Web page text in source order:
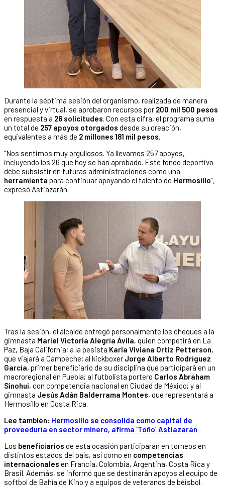
Durante la séptima sesión del organismo, realizada de manera
presencial y virtual, se aprobaron recursos por 200 mil 500 pesos
en respuesta a 26 solicitudes. Con esta cifra, el programa suma
un total de 257 apoyos otorgados desde su creación,
equivalentes a más de 2 millones 181 mil pesos.
“Nos sentimos muy orgullosos. Ya llevamos 257 apoyos,
incluyendo los 26 que hoy se han aprobado. Este fondo deportivo
debe subsistir en futuras administraciones como una
herramienta para continuar apoyando el talento de Hermosillo”,
expresó Astiazarán.
Tras la sesión, el alcalde entregó personalmente los cheques a la
gimnasta Mariel Victoria Alegría Ávila, quien competirá en La
Paz, Baja California; a la pesista Karla Viviana Ortiz Petterson,
que viajará a Campeche; al kickboxer Jorge Alberto Rodríguez
García, primer beneficiario de su disciplina que participará en un
macroregional en Puebla; al futbolista portero Carlos Abraham
Sinohui, con competencia nacional en Ciudad de México; y al
gimnasta Jesús Adán Balderrama Montes, que representará a
Hermosillo en Costa Rica.
Lee también: Hermosillo se consolida como capital de
proveeduría en sector minero, afirma ‘Toño’ Astiazarán
Los beneficiarios de esta ocasión participarán en torneos en
distintos estados del país, así como en competencias
internacionales en Francia, Colombia, Argentina, Costa Rica y
Brasil. Además, se informó que se destinarán apoyos al equipo de
softbol de Bahía de Kino y a equipos de veteranos de béisbol.